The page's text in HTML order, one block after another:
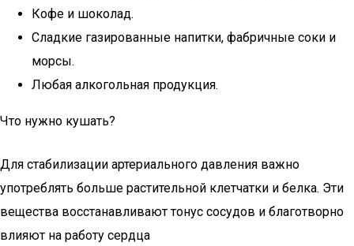
Кофе и шоколад.
Сладкие газированные напитки, фабричные соки и
морсы.
Любая алкогольная продукция.
Что нужно кушать?
Для стабилизации артериального давления важно
употреблять больше растительной клетчатки и белка. Эти
вещества восстанавливают тонус сосудов и благотворно
влияют на работу сердца